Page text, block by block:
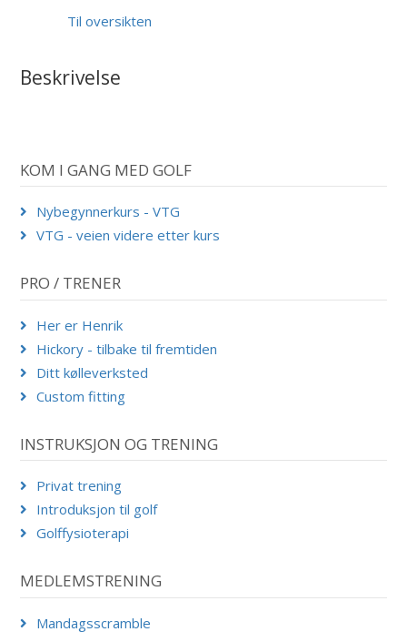
Til oversikten
Beskrivelse
KOM I GANG MED GOLF
Nybegynnerkurs - VTG
VTG - veien videre etter kurs
PRO / TRENER
Her er Henrik
Hickory - tilbake til fremtiden
Ditt kølleverksted
Custom fitting
INSTRUKSJON OG TRENING
Privat trening
Introduksjon til golf
Golffysioterapi
MEDLEMSTRENING
Mandagsscramble